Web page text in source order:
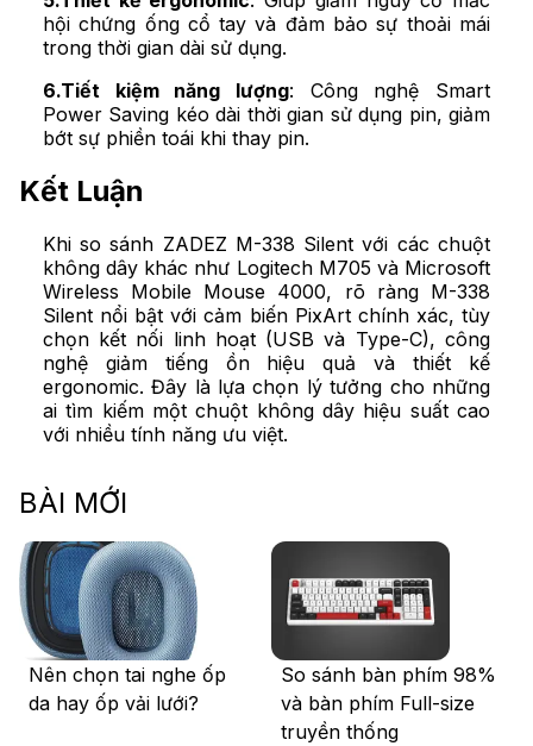
hội chứng ống cổ tay và đảm bảo sự thoải mái
trong thời gian dài sử dụng.
6.Tiết kiệm năng lượng: Công nghệ Smart
Power Saving kéo dài thời gian sử dụng pin, giảm
bớt sự phiền toái khi thay pin.
Kết Luận
Khi so sánh ZADEZ M-338 Silent với các chuột
không dây khác như Logitech M705 và Microsoft
Wireless Mobile Mouse 4000, rõ ràng M-338
Silent nổi bật với cảm biến PixArt chính xác, tùy
chọn kết nối linh hoạt (USB và Type-C), công
nghệ giảm tiếng ồn hiệu quả và thiết kế
ergonomic. Đây là lựa chọn lý tưởng cho những
ai tìm kiếm một chuột không dây hiệu suất cao
với nhiều tính năng ưu việt.
BÀI MỚI
Nên chọn tai nghe ốp
da hay ốp vải lưới?
So sánh bàn phím 98%
và bàn phím Full-size
truyền thống